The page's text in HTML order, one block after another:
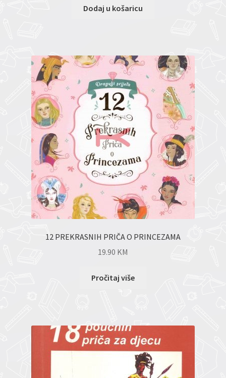
Dodaj u košaricu
12 PREKRASNIH PRIČA O PRINCEZAMA
19.90 KM
Pročitaj više